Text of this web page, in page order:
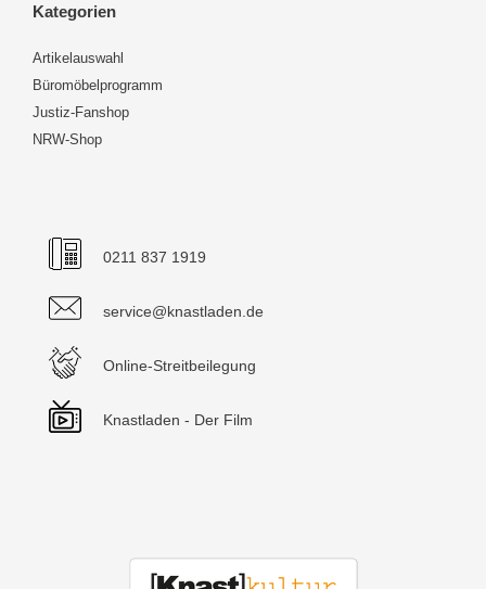
Kategorien
Artikelauswahl
Büromöbelprogramm
Justiz-Fanshop
NRW-Shop
0211 837 1919
service@knastladen.de
Online-Streitbeilegung
Knastladen - Der Film